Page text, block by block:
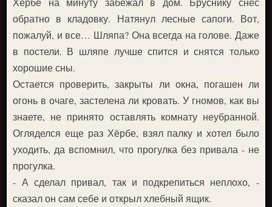
обратно в кладовку. Натянул лесные сапоги. Вот,
пожалуй, и все… Шляпа? Она всегда на голове. Даже
в постели. В шляпе лучше спится и снятся только
хорошие сны.
Остается проверить, закрыты ли окна, погашен ли
огонь в очаге, застелена ли кровать. У гномов, как вы
знаете, не принято оставлять комнату неубранной.
Огляделся еще раз Хёрбе, взял палку и хотел было
уходить, да вспомнил, что прогулка без привала - не
прогулка.
- А сделал привал, так и подкрепиться неплохо, -
сказал он сам себе и открыл хлебный ящик.